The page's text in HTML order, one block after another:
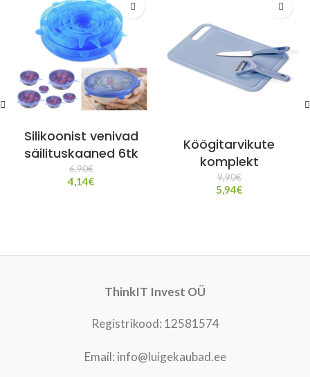
Silikoonist venivad
säilituskaaned 6tk
6,90€
4,14€
Köögitarvikute
komplekt
9,90€
5,94€
ThinkIT Invest OÜ
Registrikood: 12581574
Email: info@luigekaubad.ee